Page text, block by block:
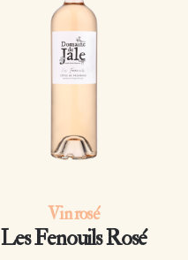
Vin rosé
Les Fenouils Rosé